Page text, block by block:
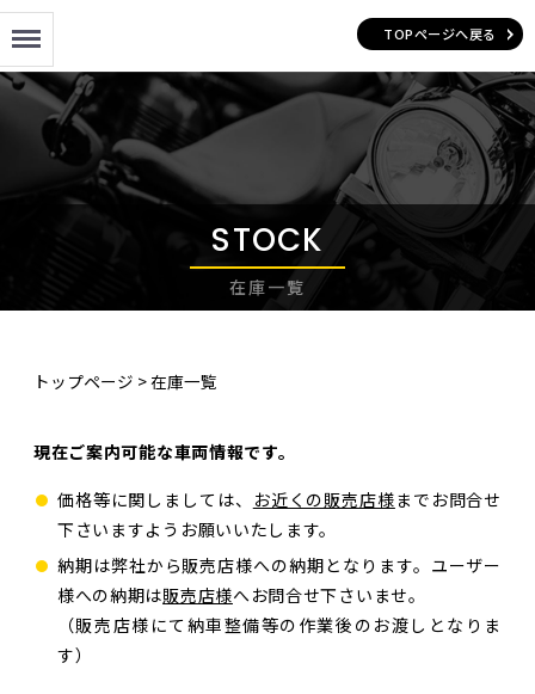
STOCK
在庫一覧
トップページ >在庫一覧
現在ご案内可能な車両情報です。
価格等に関しましては、
お近くの販売店様までお問合せ
下さいますようお願いいたします。
納期は弊社から販売店様への納期となります。ユーザー
様への納期は販売店様へお問合せ下さいませ。
（販売店様にて納車整備等の作業後のお渡しとなりま
す）
TOPページへ戻る